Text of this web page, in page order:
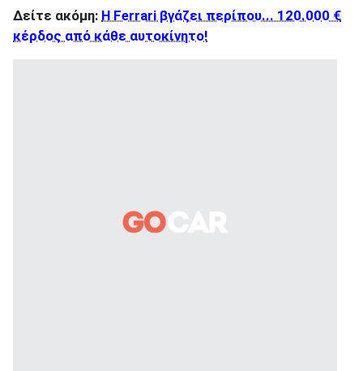
Δείτε ακόμη: Η Ferrari βγάζει περίπου... 120.000 €
κέρδος από κάθε αυτοκίνητο!